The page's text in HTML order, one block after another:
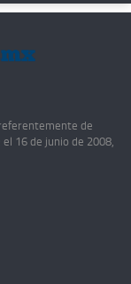
de
16 de junio de 2008,